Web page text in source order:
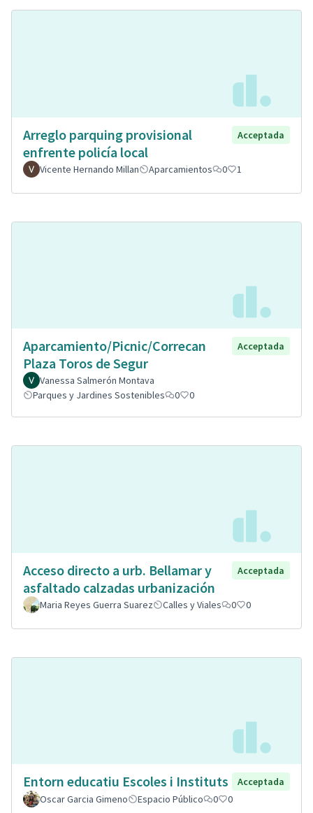
Arreglo parquing provisional
enfrente policía local
Acceptada
Vicente Hernando Millan Aparcamientos 0 1
Aparcamiento/Picnic/Correcan
Plaza Toros de Segur
Acceptada
Vanessa Salmerón Montava
Parques y Jardines Sostenibles
0 0
Acceso directo a urb. Bellamar y
asfaltado calzadas urbanización
Acceptada
Maria Reyes Guerra Suarez Calles y Viales 0 0
Entorn educatiu Escoles i Instituts
Acceptada
Oscar Garcia Gimeno
Espacio Público 0 0